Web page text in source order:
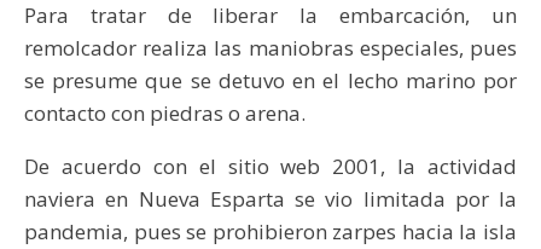
Para tratar de liberar la embarcación, un
remolcador realiza las maniobras especiales, pues
se presume que se detuvo en el lecho marino por
contacto con piedras o arena.
De acuerdo con el sitio web 2001, la actividad
naviera en Nueva Esparta se vio limitada por la
pandemia, pues se prohibieron zarpes hacia la isla